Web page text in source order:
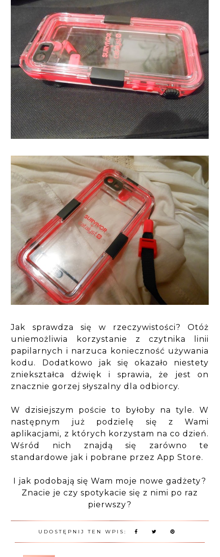
Jak sprawdza się w rzeczywistości? Otóż
uniemożliwia korzystanie z czytnika linii
papilarnych i narzuca konieczność używania
kodu. Dodatkowo jak się okazało niestety
zniekształca dźwięk i sprawia, że jest on
znacznie gorzej słyszalny dla odbiorcy.
W dzisiejszym poście to byłoby na tyle. W
następnym już podzielę się z Wami
aplikacjami, z których korzystam na co dzień.
Wśród nich znajdą się zarówno te
standardowe jak i pobrane przez App Store.
I jak podobają się Wam moje nowe gadżety?
Znacie je czy spotykacie się z nimi po raz
pierwszy?
UDOSTĘPNIJ TEN WPIS: